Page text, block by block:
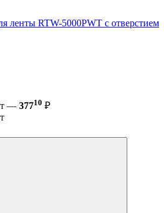
ленты RTW-5000PWT с отверстием
— 37710 ₽